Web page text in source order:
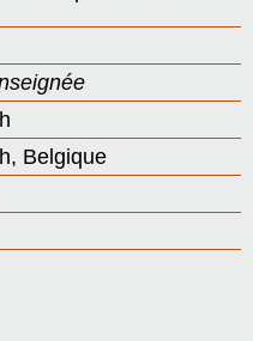
Belgique